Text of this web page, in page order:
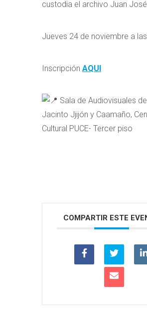
custodia el archivo Juan
Jueves 24 de noviembre a
Inscripción AQUI
Sala de Audiovisuales
Jacinto Jjijón y Caamaño,
Cultural PUCE- Tercer piso
COMPARTIR ESTE